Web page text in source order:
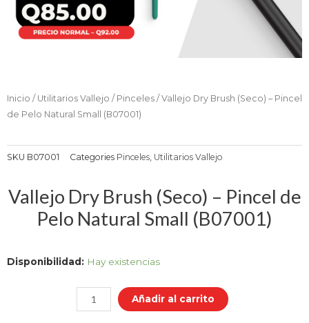
Inicio / Utilitarios Vallejo / Pinceles / Vallejo Dry Brush (Seco) – Pincel
de Pelo Natural Small (B07001)
SKU B07001 Categories Pinceles, Utilitarios Vallejo
Vallejo Dry Brush (Seco) – Pincel de
Pelo Natural Small (B07001)
Disponibilidad: Hay existencias
Vallejo
Brush
(Seco)
Añadir al carrito